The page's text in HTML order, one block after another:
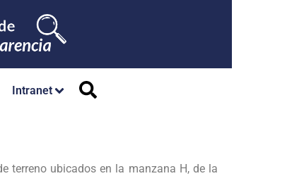
Intranet
terreno ubicados en la manzana H, de la